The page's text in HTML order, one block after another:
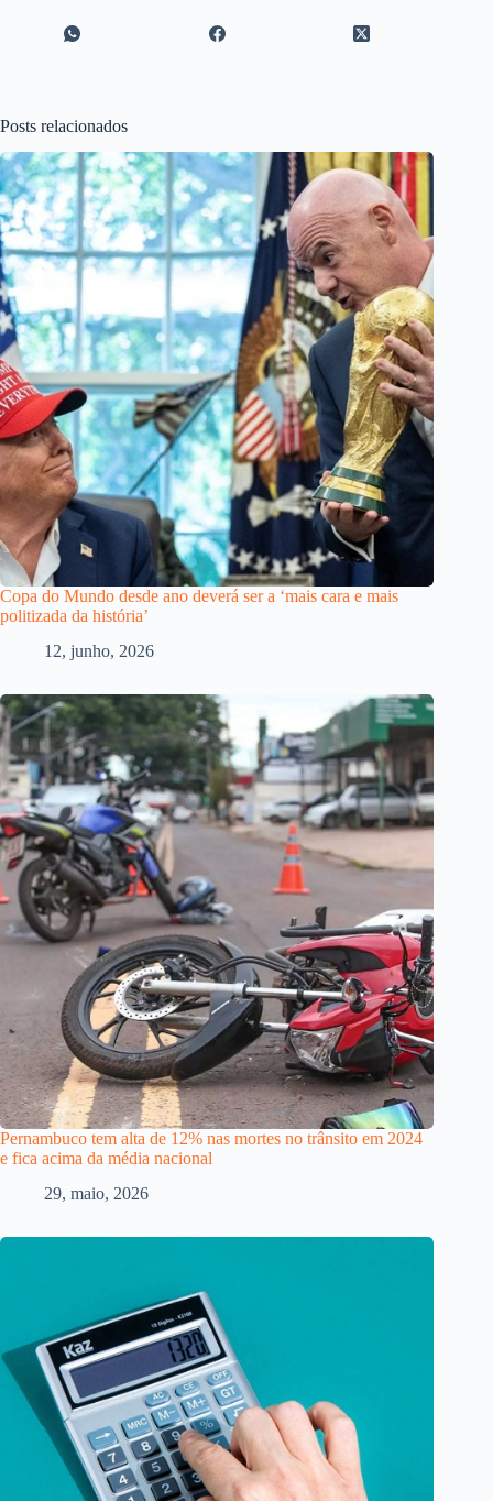
Posts relacionados
Copa do Mundo desde ano deverá ser a ‘mais cara e mais
politizada da história’
12, junho, 2026
Pernambuco tem alta de 12% nas mortes no trânsito em 2024
e fica acima da média nacional
29, maio, 2026